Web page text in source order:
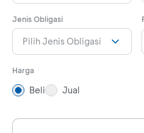
Jenis Obligasi
Pilih Jenis Obligasi
Harga
Beli Jual